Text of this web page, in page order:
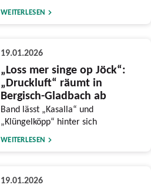
WEITERLESEN
19.01.2026
„Loss mer singe op Jöck“:
„Druckluft“ räumt in
Bergisch-Gladbach ab
Band lässt „Kasalla“ und
„Klüngelköpp“ hinter sich
WEITERLESEN
19.01.2026